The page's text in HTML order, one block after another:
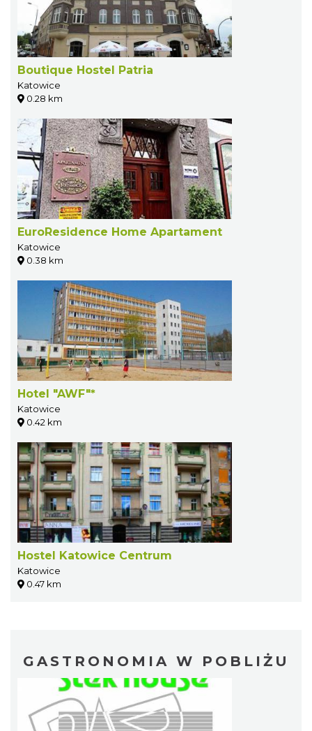
Boutique Hostel Patria
Katowice
0.28 km
EuroResidence Home Apartament
Katowice
0.38 km
Hotel "AWF"*
Katowice
0.42 km
Hostel Katowice Centrum
Katowice
0.47 km
GASTRONOMIA W POBLIŻU